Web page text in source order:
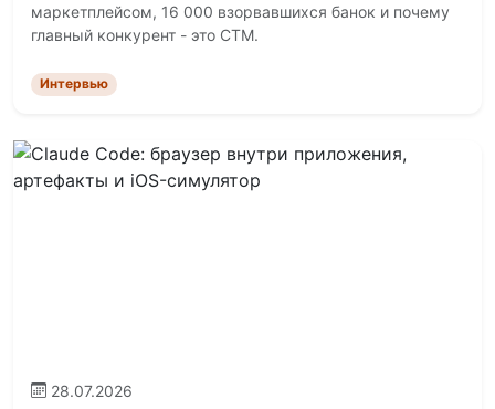
маркетплейсом, 16 000 взорвавшихся банок и почему
главный конкурент - это СТМ.
Интервью
28.07.2026